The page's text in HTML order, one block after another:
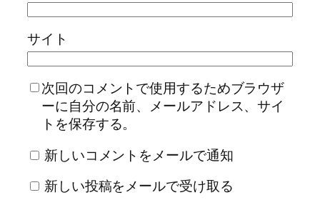
サイト
次回のコメントで使用するためブラウザ
ーに自分の名前、メールアドレス、サイ
トを保存する。
新しいコメントをメールで通知
新しい投稿をメールで受け取る